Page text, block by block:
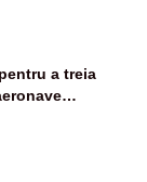
a treia
ridicate de la